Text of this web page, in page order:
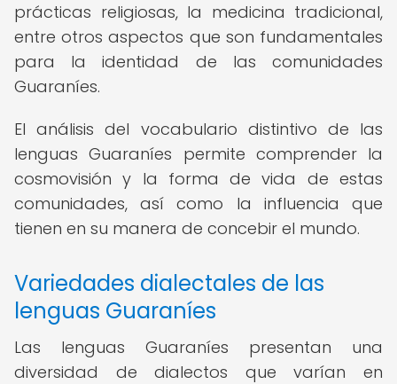
prácticas religiosas, la medicina tradicional,
entre otros aspectos que son fundamentales
para la identidad de las comunidades
Guaraníes.
El análisis del vocabulario distintivo de las
lenguas Guaraníes permite comprender la
cosmovisión y la forma de vida de estas
comunidades, así como la influencia que
tienen en su manera de concebir el mundo.
Variedades dialectales de las
lenguas Guaraníes
Las lenguas Guaraníes presentan una
diversidad de dialectos que varían en